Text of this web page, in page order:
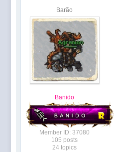
Barão
Banido
Member ID: 37080
105 posts
24 topics